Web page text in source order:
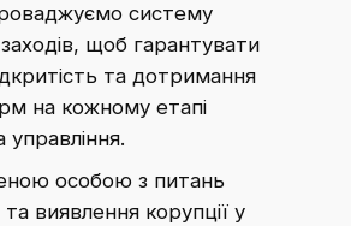
систему
щоб гарантувати
та дотримання
на кожному етапі
управління.
особою з питань
та виявлення корупції у